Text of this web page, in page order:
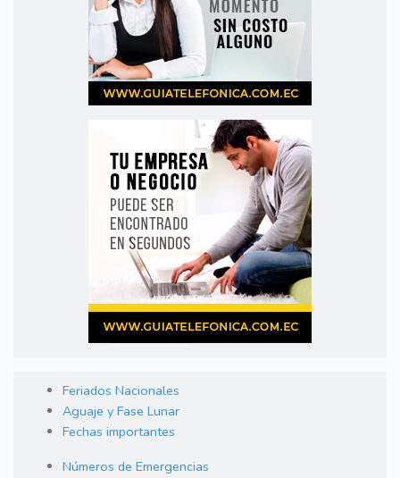
Feriados Nacionales
Aguaje y Fase Lunar
Fechas importantes
Números de Emergencias